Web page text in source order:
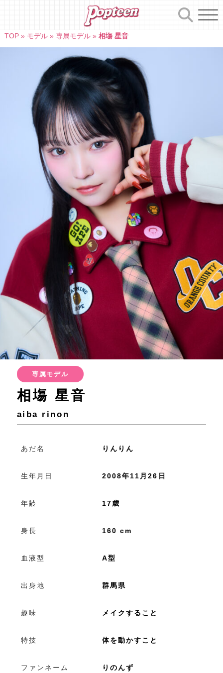
TOP» モデル» 専属モデル» 相塲 星音
専属モデル
相塲 星音
aiba rinon
あだ名 りんりん
生年月日 2008年11月26日
年齢 17歳
身長 160 cm
血液型 A型
出身地 群馬県
趣味 メイクすること
特技 体を動かすこと
ファンネーム りのんず